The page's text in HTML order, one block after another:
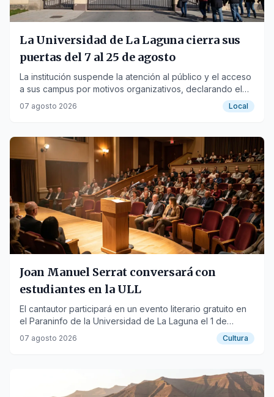
La Universidad de La Laguna cierra sus
puertas del 7 al 25 de agosto
La institución suspende la atención al público y el acceso
a sus campus por motivos organizativos, declarando el
periodo inhábil.
07 agosto 2026 Local
Joan Manuel Serrat conversará con
estudiantes en la ULL
El cantautor participará en un evento literario gratuito en
el Paraninfo de la Universidad de La Laguna el 1 de
octubre.
07 agosto 2026 Cultura